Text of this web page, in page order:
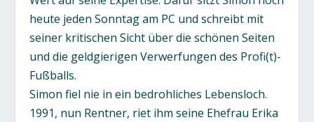
heute jeden Sonntag am PC und schreibt mit
seiner kritischen Sicht über die schönen Seiten
und die geldgierigen Verwerfungen des Profi(t)-
Fußballs.
Simon fiel nie in ein bedrohliches Lebensloch.
1991, nun Rentner, riet ihm seine Ehefrau Erika